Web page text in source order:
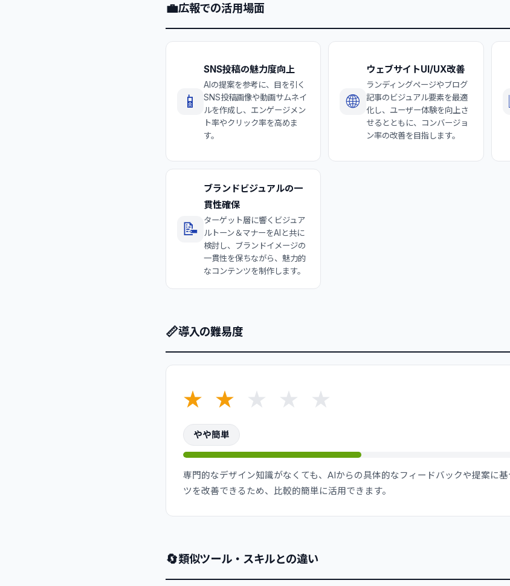
💼広報での活用場面
📱
SNS投稿の魅力度向上
AIの提案を参考に、目を引く
SNS投稿画像や動画サムネイ
ルを作成し、エンゲージメン
ト率やクリック率を高めま
す。
🌐
ウェブサイトUI/UX改善
ランディングページやブログ
記事のビジュアル要素を最適
化し、ユーザー体験を向上さ
せるとともに、コンバージョ
ン率の改善を目指します。
📝
ブランドビジュアルの一
貫性確保
ターゲット層に響くビジュア
ルトーン＆マナーをAIと共に
検討し、ブランドイメージの
一貫性を保ちながら、魅力的
なコンテンツを制作します。
📏導入の難易度
★ ★ ★ ★ ★
やや簡単
専門的なデザイン知識がなくても、AIからの具体的なフィードバックや提案に
ツを改善できるため、比較的簡単に活用できます。
🔄類似ツール・スキルとの違い